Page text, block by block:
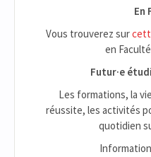
En
Vous trouverez sur
en
Futur·e
Les formations, la
réussite, les activités
quotidien